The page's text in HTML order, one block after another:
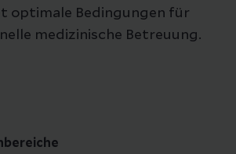
optimale Bedingungen für
medizinische Betreuung.